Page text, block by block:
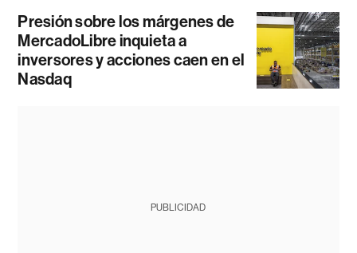
Presión sobre los márgenes de
MercadoLibre inquieta a
inversores y acciones caen en el
Nasdaq
PUBLICIDAD